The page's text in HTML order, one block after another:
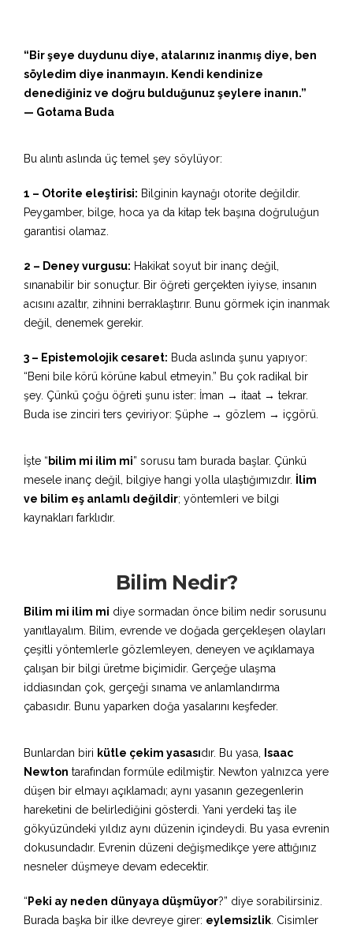
“Bir şeye duydunu diye, atalarınız inanmış diye, ben
söyledim diye inanmayın. Kendi kendinize
denediğiniz ve doğru bulduğunuz şeylere inanın.”
— Gotama Buda
Bu alıntı aslında üç temel şey söylüyor:
1 – Otorite eleştirisi: Bilginin kaynağı otorite değildir.
Peygamber, bilge, hoca ya da kitap tek başına doğruluğun
garantisi olamaz.
2 – Deney vurgusu: Hakikat soyut bir inanç değil,
sınanabilir bir sonuçtur. Bir öğreti gerçekten iyiyse, insanın
acısını azaltır, zihnini berraklaştırır. Bunu görmek için inanmak
değil, denemek gerekir.
3 – Epistemolojik cesaret: Buda aslında şunu yapıyor:
“Beni bile körü körüne kabul etmeyin.” Bu çok radikal bir
şey. Çünkü çoğu öğreti şunu ister: İman → itaat → tekrar.
Buda ise zinciri ters çeviriyor: Şüphe → gözlem → içgörü.
İşte “bilim mi ilim mi” sorusu tam burada başlar. Çünkü
mesele inanç değil, bilgiye hangi yolla ulaştığımızdır. İlim
ve bilim eş anlamlı değildir; yöntemleri ve bilgi
kaynakları farklıdır.
Bilim Nedir?
Bilim mi ilim mi diye sormadan önce bilim nedir sorusunu
yanıtlayalım. Bilim, evrende ve doğada gerçekleşen olayları
çeşitli yöntemlerle gözlemleyen, deneyen ve açıklamaya
çalışan bir bilgi üretme biçimidir. Gerçeğe ulaşma
iddiasından çok, gerçeği sınama ve anlamlandırma
çabasıdır. Bunu yaparken doğa yasalarını keşfeder.
Bunlardan biri kütle çekim yasasıdır. Bu yasa, Isaac
Newton tarafından formüle edilmiştir. Newton yalnızca yere
düşen bir elmayı açıklamadı; aynı yasanın gezegenlerin
hareketini de belirlediğini gösterdi. Yani yerdeki taş ile
gökyüzündeki yıldız aynı düzenin içindeydi. Bu yasa evrenin
dokusundadır. Evrenin düzeni değişmedikçe yere attığınız
nesneler düşmeye devam edecektir.
“ Peki ay neden dünyaya düşmüyor?” diye sorabilirsiniz.
Burada başka bir ilke devreye girer: eylemsizlik. Cisimler